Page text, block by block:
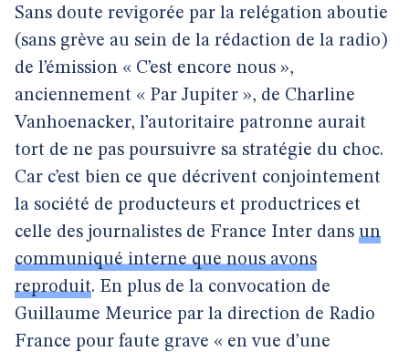
Sans doute revigorée par la relégation aboutie
(sans grève au sein de la rédaction de la radio)
de l’émission « C’est encore nous »,
anciennement « Par Jupiter », de Charline
Vanhoenacker, l’autoritaire patronne aurait
tort de ne pas poursuivre sa stratégie du choc.
Car c’est bien ce que décrivent conjointement
la société de producteurs et productrices et
celle des journalistes de France Inter dans un
communiqué interne que nous avons
reproduit. En plus de la convocation de
Guillaume Meurice par la direction de Radio
France pour faute grave « en vue d’une